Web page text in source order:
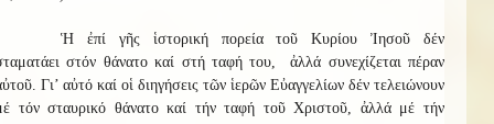
Ἡ ἐπί γῆς ἱστορική πορεία τοῦ Κυρίου Ἰησοῦ δέν
στόν θάνατο καί στή ταφή του, ἀλλά συνεχίζεται πέραν
Γι’ αὐτό καί οἱ διηγήσεις τῶν ἱερῶν Εὐαγγελίων δέν τελειώνουν
τόν σταυρικό θάνατο καί τήν ταφή τοῦ Χριστοῦ, ἀλλά μέ τήν